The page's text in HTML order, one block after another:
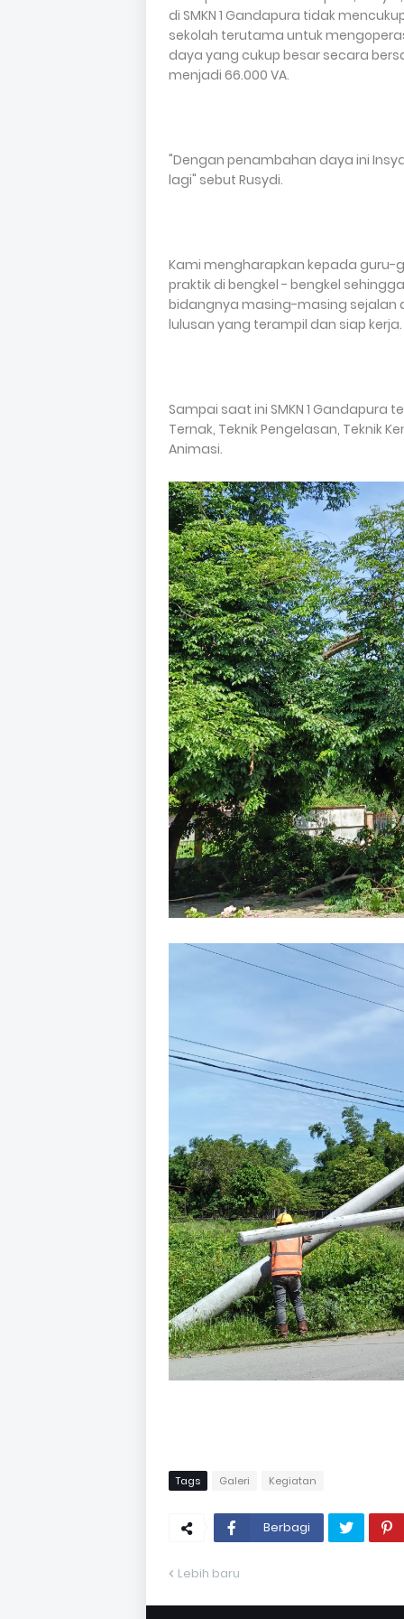
di SMKN 1 Gandapura tidak
sekolah terutama untuk
daya yang cukup besar secara
menjadi 66.000 VA.
"Dengan penambahan daya ini
lagi" sebut Rusydi.
Kami mengharapkan kepada
praktik di bengkel - bengkel
bidangnya masing-masing sejalan
lulusan yang terampil dan siap kerja.
Sampai saat ini SMKN 1 Gandapura
Ternak, Teknik Pengelasan, Teknik
Animasi.
Tags Galeri Kegiatan
Berbagi
Lebih baru